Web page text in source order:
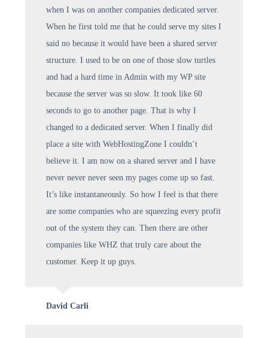
when I was on another companies dedicated server.
When he first told me that he could serve my sites I
said no because it would have been a shared server
structure. I used to be on one of those slow turtles
and had a hard time in Admin with my WP site
because the server was so slow. It took like 60
seconds to go to another page. That is why I
changed to a dedicated server. When I finally did
place a site with WebHostingZone I couldn’t
believe it. I am now on a shared server and I have
never never never seen my pages come up so fast.
It’s like instantaneously. So how I feel is that there
are some companies who are squeezing every profit
out of the system they can. Then there are other
companies like WHZ that truly care about the
customer. Keep it up guys.
David Carli